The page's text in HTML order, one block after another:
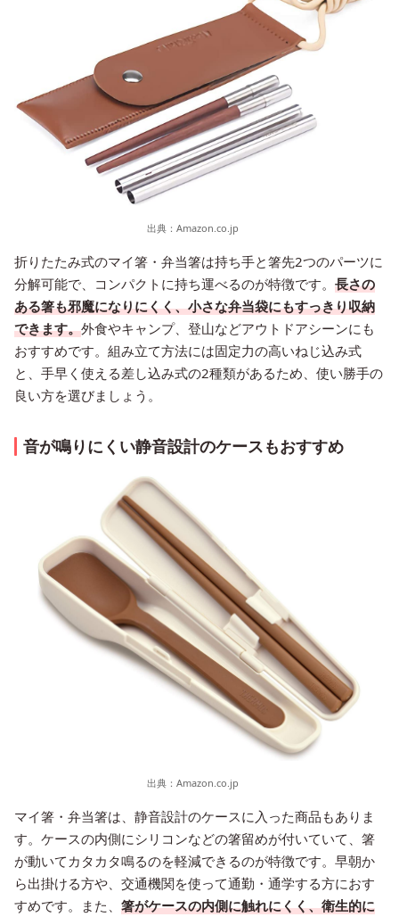
出典： Amazon.co.jp
折りたたみ式のマイ箸・弁当箸は持ち手と箸先2つのパーツに
分解可能で、コンパクトに持ち運べるのが特徴です。 長さの
ある箸も邪魔になりにくく、小さな弁当袋にもすっきり収納
できます。外食やキャンプ、登山などアウトドアシーンにも
おすすめです。組み立て方法には固定力の高いねじ込み式
と、手早く使える差し込み式の2種類があるため、使い勝手の
良い方を選びましょう。
音が鳴りにくい静音設計のケースもおすすめ
出典： Amazon.co.jp
マイ箸・弁当箸は、静音設計のケースに入った商品もありま
す。ケースの内側にシリコンなどの箸留めが付いていて、箸
が動いてカタカタ鳴るのを軽減できるのが特徴です。早朝か
ら出掛ける方や、交通機関を使って通勤・通学する方におす
すめです。また、 箸がケースの内側に触れにくく、衛生的に